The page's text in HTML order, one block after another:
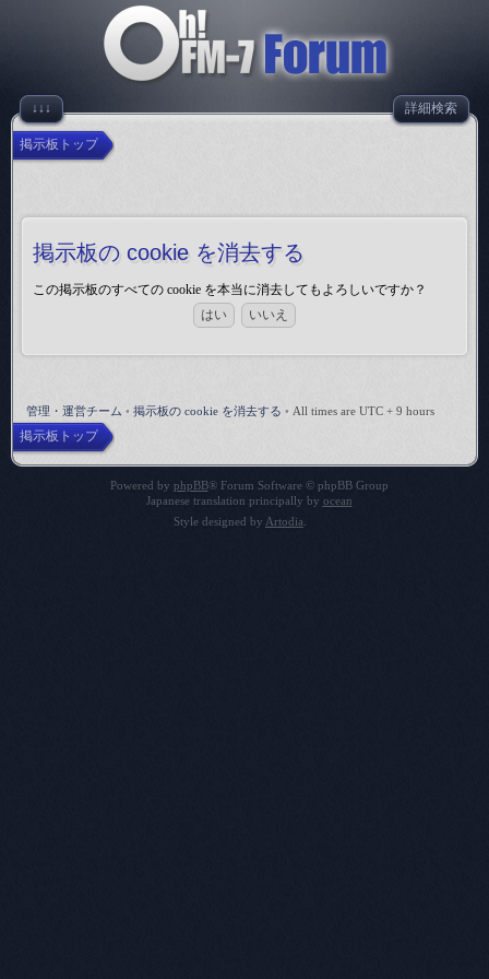
↓↓↓ 詳細検索
掲示板トップ
掲示板の cookie を消去する
この掲示板のすべての cookie を本当に消去してもよろしいですか？
管理・運営チーム • 掲示板の cookie を消去する • All times are UTC + 9 hours
掲示板トップ
Powered by phpBB® Forum Software © phpBB Group
Japanese translation principally by ocean
Style designed by Artodia